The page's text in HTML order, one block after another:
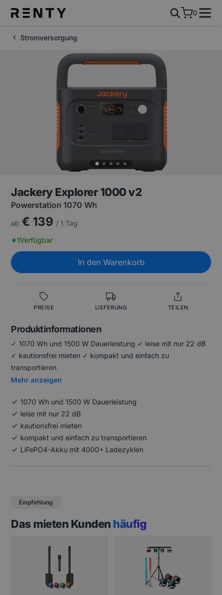
0
Stromversorgung
Jackery Explorer 1000 v2
Powerstation 1070 Wh
ab € 139 / 1 Tag
1Verfügbar
In den Warenkorb
PREISE LIEFERUNG TEILEN
Produktinformationen
✓ 1070 Wh und 1500 W Dauerleistung ✓ leise mit nur 22 dB
✓ kautionsfrei mieten ✓ kompakt und einfach zu
transportieren
Mehr anzeigen
1070 Wh und 1500 W Dauerleistung
leise mit nur 22 dB
kautionsfrei mieten
kompakt und einfach zu transportieren
LiFePO4-Akku mit 4000+ Ladezyklen
Empfehlung
Das mieten Kunden häufig